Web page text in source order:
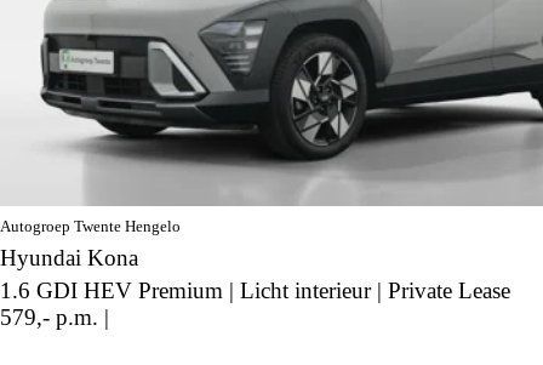
Autogroep Twente Hengelo
Hyundai Kona
1.6 GDI HEV Premium | Licht interieur | Private Lease
579,- p.m. |